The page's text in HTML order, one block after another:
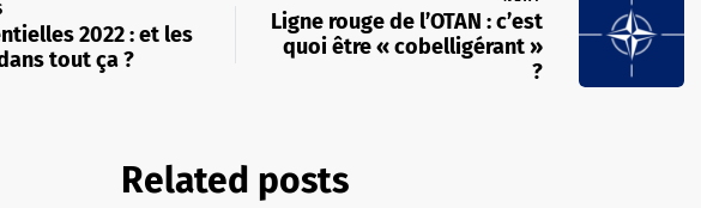
2022 : et les
tout ça ?
Ligne rouge de l’OTAN : c’est
quoi être « cobelligérant »
?
Related posts